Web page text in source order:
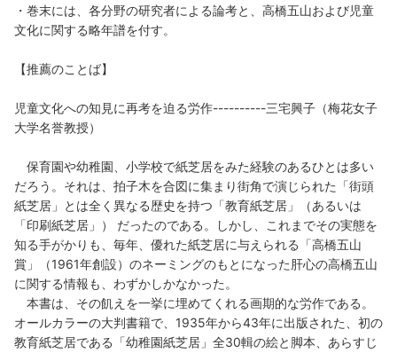
・巻末には、各分野の研究者による論考と、高橋五山および児童
文化に関する略年譜を付す。
【推薦のことば】
児童文化への知見に再考を迫る労作----------三宅興子（梅花女子
大学名誉教授）
保育園や幼稚園、小学校で紙芝居をみた経験のあるひとは多い
だろう。それは、拍子木を合図に集まり街角で演じられた「街頭
紙芝居」とは全く異なる歴史を持つ「教育紙芝居」（あるいは
「印刷紙芝居」） だったのである。しかし、これまでその実態を
知る手がかりも、毎年、優れた紙芝居に与えられる「高橋五山
賞」（1961年創設）のネーミングのもとになった肝心の高橋五山
に関する情報も、わずかしかなかった。
本書は、その飢えを一挙に埋めてくれる画期的な労作である。
オールカラーの大判書籍で、1935年から43年に出版された、初の
教育紙芝居である「幼稚園紙芝居」全30輯の絵と脚本、あらすじ